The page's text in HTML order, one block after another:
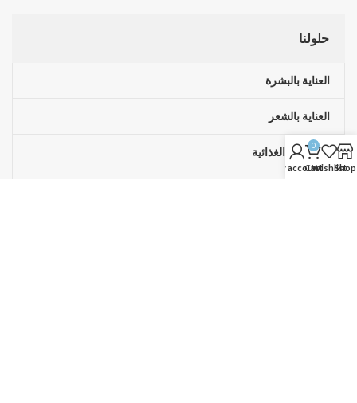
حلولنا
العناية بالبشرة
العناية بالشعر
المكملات الغذائية
Shop
Wishlist
0
Cart
My account